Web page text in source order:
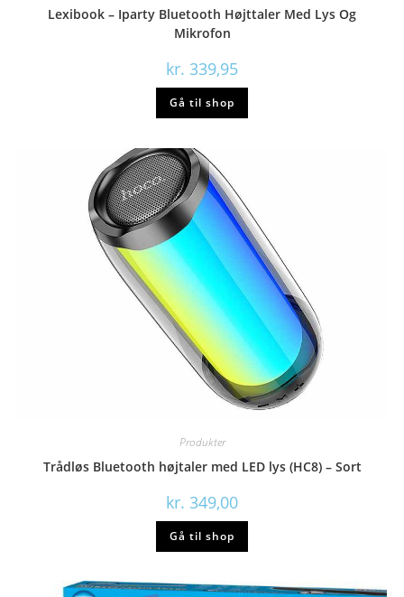
Lexibook – Iparty Bluetooth Højttaler Med Lys Og
Mikrofon
kr. 339,95
Gå til shop
Produkter
Trådløs Bluetooth højtaler med LED lys (HC8) – Sort
kr. 349,00
Gå til shop